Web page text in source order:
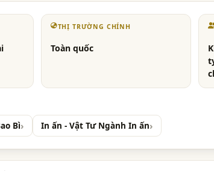
THỊ TRƯỜNG CHÍNH
Toàn quốc
Bì In ấn - Vật Tư Ngành In ấn